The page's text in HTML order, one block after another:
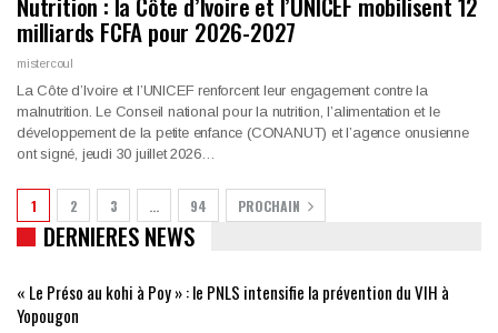
milliards FCFA pour 2026-2027
mistercoul
La Côte d’Ivoire et l’UNICEF renforcent leur engagement contre la
malnutrition. Le Conseil national pour la nutrition, l’alimentation et le
développement de la petite enfance (CONANUT) et l’agence onusienne
ont signé, jeudi 30 juillet 2026…
1 2 3 … 94 PROCHAIN
DERNIERES NEWS
« Le Préso au kohi à Poy » : le PNLS intensifie la prévention du VIH à
Yopougon